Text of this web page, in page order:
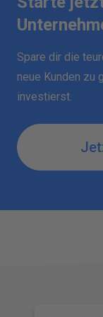
Spare dir die
neue Kunden zu
investierst.